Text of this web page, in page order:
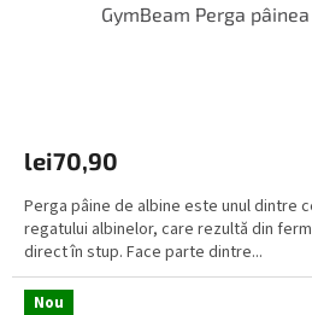
GymBeam Perga
lei70,90
Perga pâine de albine este unul dintre
regatului albinelor, care rezultă din
direct în stup. Face parte dintre...
Nou